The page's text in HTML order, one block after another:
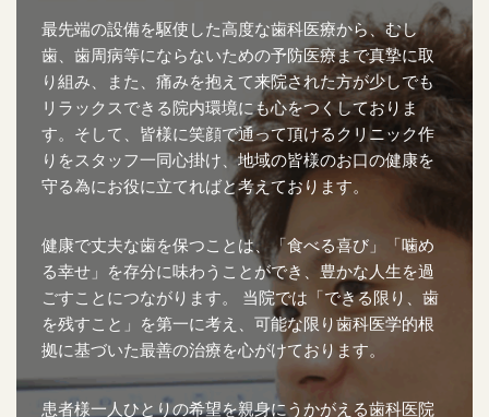
最先端の設備を駆使した高度な歯科医療から、むし
歯、歯周病等にならないための予防医療まで真摯に取
り組み、また、痛みを抱えて来院された方が少しでも
リラックスできる院内環境にも心をつくしておりま
す。そして、皆様に笑顔で通って頂けるクリニック作
りをスタッフ一同心掛け、地域の皆様のお口の健康を
守る為にお役に立てればと考えております。
健康で丈夫な歯を保つことは、「食べる喜び」「噛め
る幸せ」を存分に味わうことができ、豊かな人生を過
ごすことにつながります。 当院では「できる限り、歯
を残すこと」を第一に考え、可能な限り歯科医学的根
拠に基づいた最善の治療を心がけております。
患者様一人ひとりの希望を親身にうかがえる歯科医院